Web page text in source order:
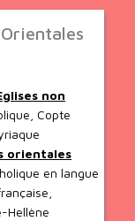
non
Copte
orientales
en langue
Hellène